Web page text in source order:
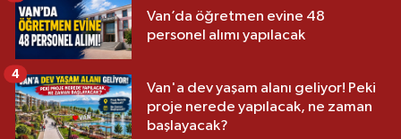
Van’da öğretmen evine 48
personel alımı yapılacak
Van'a dev yaşam alanı geliyor! Peki
proje nerede yapılacak, ne zaman
başlayacak?
4